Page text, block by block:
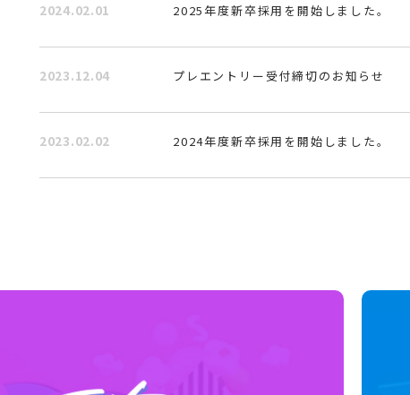
2024.02.01 2025年度新卒採用を開始しました。
2023.12.04 プレエントリー受付締切のお知らせ
2023.02.02 2024年度新卒採用を開始しました。